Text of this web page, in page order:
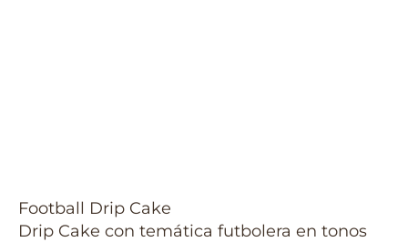
Football Drip Cake
Drip Cake con temática futbolera en tonos